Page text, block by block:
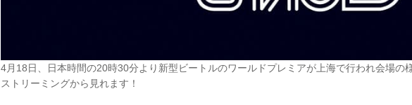
4月18日、日本時間の20時30分より新型ビートルのワールドプレミアが上海で行われ会場の
ストリーミングから見れます！